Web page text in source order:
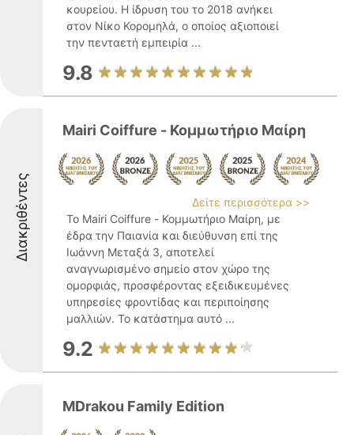
κουρείου. Η ίδρυση του το 2018 ανήκει
στον Νίκο Κορομηλά, ο οποίος αξιοποιεί
την πενταετή εμπειρία ...
9.8
Διακριθέντες
Mairi Coiffure - Κομμωτήριο Μαίρη
Δείτε περισσότερα >>
Το Mairi Coiffure - Κομμωτήριο Μαίρη, με
έδρα την Παιανία και διεύθυνση επί της
Ιωάννη Μεταξά 3, αποτελεί
αναγνωρισμένο σημείο στον χώρο της
ομορφιάς, προσφέροντας εξειδικευμένες
υπηρεσίες φροντίδας και περιποίησης
μαλλιών. Το κατάστημα αυτό ...
9.2
MDrakou Family Edition